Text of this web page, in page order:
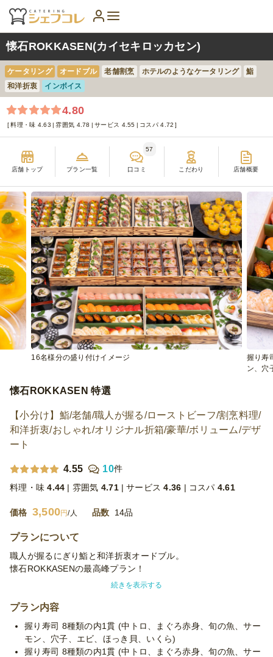
懐石ROKKASEN(カイセキロッカセン)
ケータリング オードブル 老舗割烹 ホテルのようなケータリング
鮨
和洋折衷
インボイス
4.80
料理・味 4.63 雰囲気 4.78 サービス 4.55 コスパ 4.72
店舗トップ プラン一覧 口コミ
57
こだわり 店舗概要
16名様分の盛り付けイメージ
握り寿
ン、穴
懐石ROKKASEN 特選
【小分け】鮨/老舗/職人が握る/ローストビーフ/割烹料理/
和洋折衷/おしゃれ/オリジナル折箱/豪華/ボリューム/デザ
ート
4.55 10件
料理・味 4.44 雰囲気 4.71 サービス 4.36 コスパ 4.61
価格 3,500円/人 品数 14品
プランについて
職人が握るにぎり鮨と和洋折衷オードブル。
懐石ROKKASENの最高峰プラン！
の幸の贅沢を極めた厳選食材を使用。
創作料理も、鰻重やローストビーフ、牛すき焼きなど、圧倒的な
満足感を実現します。
続きを表示する
プラン内容
握り寿司 8種類の内1貫 (中トロ、まぐろ赤身、旬の魚、サー
モン、穴子、エビ、ほっき貝、いくら)
握り寿司 8種類の内1貫 (中トロ、まぐろ赤身、旬の魚、サー